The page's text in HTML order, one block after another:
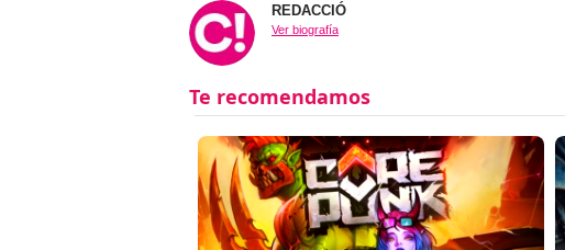
REDACCIÓ
Ver biografía